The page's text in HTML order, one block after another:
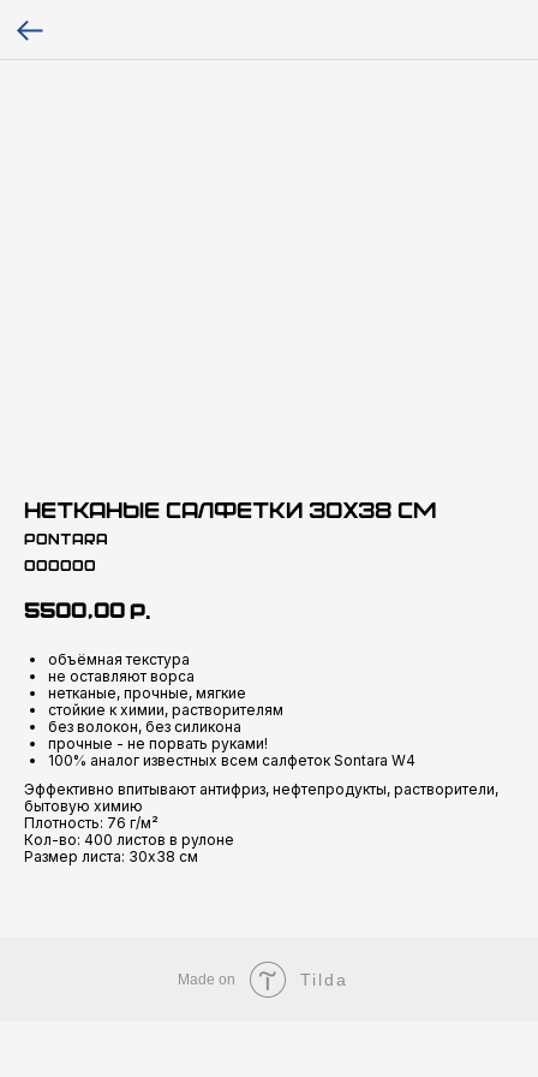
Нетканые салфетки 30х38 см
Pontara
000000
5500,00 р.
объёмная текстура
не оставляют ворса
нетканые, прочные, мягкие
стойкие к химии, растворителям
без волокон, без силикона
прочные - не порвать руками!
100% аналог известных всем салфеток Sontara W4
Эффективно впитывают антифриз, нефтепродукты, растворители,
бытовую химию
Плотность: 76 г/м²
Кол-во: 400 листов в рулоне
Размер листа: 30х38 см
Made on Tilda